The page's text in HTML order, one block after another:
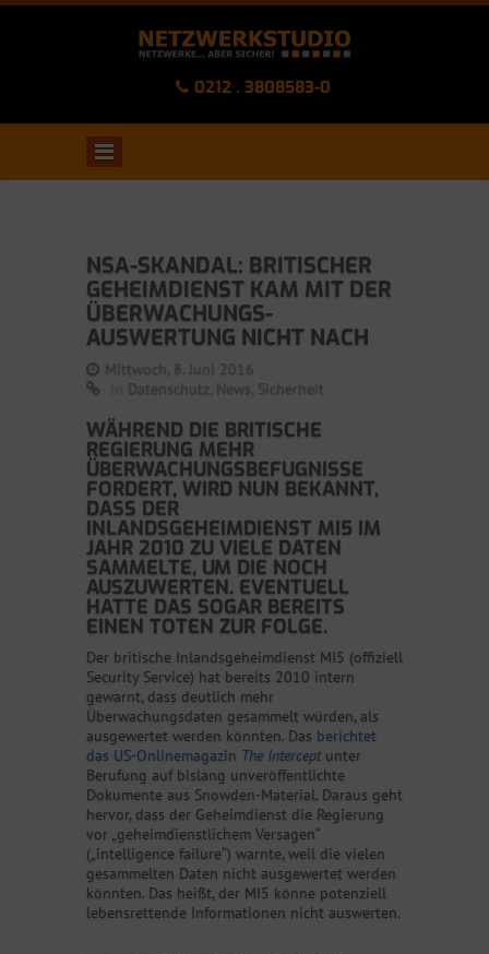
0212 . 3808583-0
NSA-SKANDAL: BRITISCHER
GEHEIMDIENST KAM MIT DER
ÜBERWACHUNGS-
AUSWERTUNG NICHT NACH
Mittwoch, 8. Juni 2016
Datenschutz News Sicherheit
WÄHREND DIE BRITISCHE
REGIERUNG MEHR
ÜBERWACHUNGSBEFUGNISSE
FORDERT, WIRD NUN BEKANNT,
DASS DER
INLANDSGEHEIMDIENST MI5 IM
JAHR 2010 ZU VIELE DATEN
SAMMELTE, UM DIE NOCH
AUSZUWERTEN. EVENTUELL
HATTE DAS SOGAR BEREITS
EINEN TOTEN ZUR FOLGE.
Der britische Inlandsgeheimdienst MI5 (offiziell
Security Service) hat bereits 2010 intern
gewarnt, dass deutlich mehr
Überwachungsdaten gesammelt würden, als
ausgewertet werden könnten. Das berichtet
das US-Onlinemagazin The Interceptunter
Berufung auf bislang unveröffentlichte
Dokumente aus Snowden-Material. Daraus geht
hervor, dass der Geheimdienst die Regierung
vor „geheimdienstlichem Versagen“
(„intelligence failure“) warnte, weil die vielen
gesammelten Daten nicht ausgewertet werden
könnten. Das heißt, der MI5 könne potenziell
lebensrettende Informationen nicht auswerten.